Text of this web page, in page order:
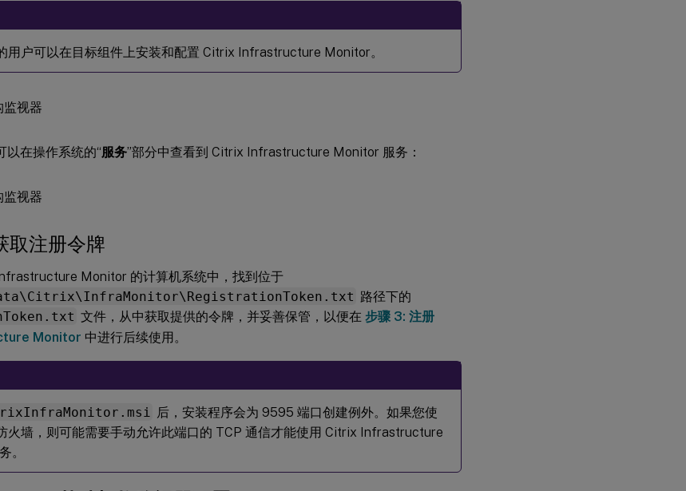
用户可以在目标组件上安装和配置 Citrix Infrastructure Monitor。
以在操作系统的“服务”部分中查看到 Citrix Infrastructure Monitor 服务：
取注册令牌
Monitor 的计算机系统中，找到位于
路径下的
文件，从中获取提供的令牌，并妥善保管，以便在步骤 3: 注册
Monitor 中进行后续使用。
后，安装程序会为 9595 端口创建例外。如果您使
火墙，则可能需要手动允许此端口的 TCP 通信才能使用 Citrix Infrastructure
。